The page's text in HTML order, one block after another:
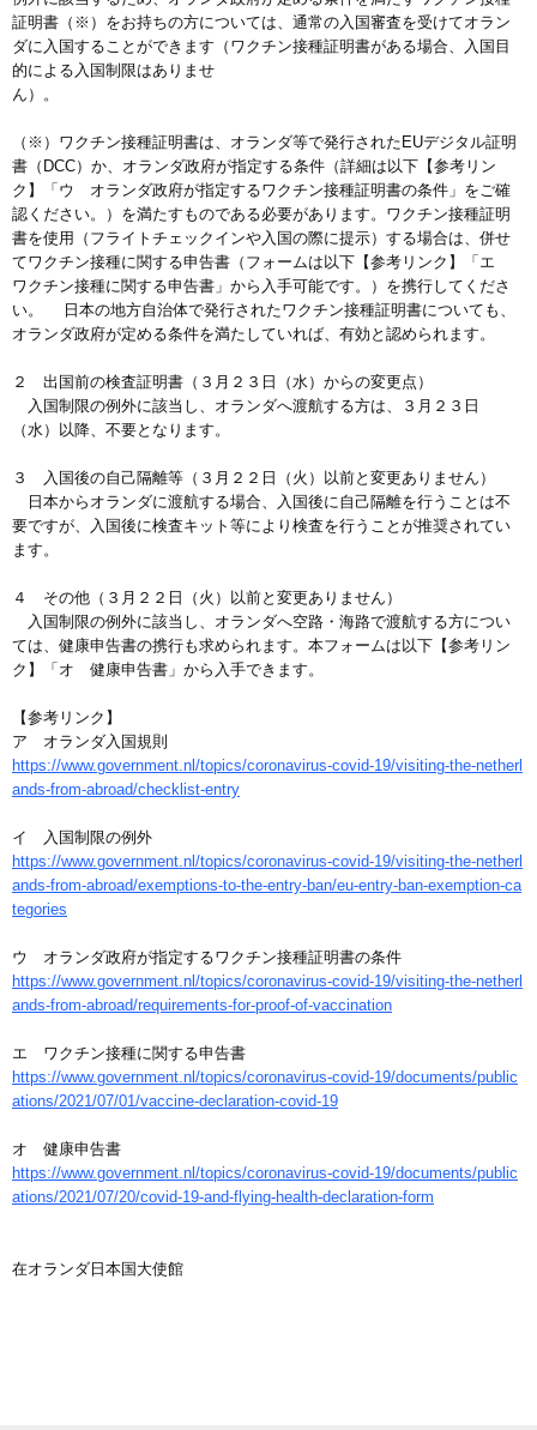
証明書（※）をお持ちの方については、通常の入国審査を受けてオラン
ダに入国することができます（ワクチン接種証明書がある場合、入国目
的による入国制限はありませ
ん）。
（※）ワクチン接種証明書は、オランダ等で発行されたEUデジタル証明
書（DCC）か、オランダ政府が指定する条件（詳細は以下【参考リン
ク】「ウ オランダ政府が指定するワクチン接種証明書の条件」をご確
認ください。）を満たすものである必要があります。ワクチン接種証明
書を使用（フライトチェックインや入国の際に提示）する場合は、併せ
てワクチン接種に関する申告書（フォームは以下【参考リンク】「エ
ワクチン接種に関する申告書」から入手可能です。）を携行してくださ
い。 日本の地方自治体で発行されたワクチン接種証明書についても、
オランダ政府が定める条件を満たしていれば、有効と認められます。
２ 出国前の検査証明書（３月２３日（水）からの変更点）
入国制限の例外に該当し、オランダへ渡航する方は、３月２３日
（水）以降、不要となります。
３ 入国後の自己隔離等（３月２２日（火）以前と変更ありません）
日本からオランダに渡航する場合、入国後に自己隔離を行うことは不
要ですが、入国後に検査キット等により検査を行うことが推奨されてい
ます。
４ その他（３月２２日（火）以前と変更ありません）
入国制限の例外に該当し、オランダへ空路・海路で渡航する方につい
ては、健康申告書の携行も求められます。本フォームは以下【参考リン
ク】「オ 健康申告書」から入手できます。
【参考リンク】
ア オランダ入国規則
https://www.government.nl/topics/coronavirus-covid-19/visiting-the-netherl
ands-from-abroad/checklist-entry
イ 入国制限の例外
https://www.government.nl/topics/coronavirus-covid-19/visiting-the-netherl
ands-from-abroad/exemptions-to-the-entry-ban/eu-entry-ban-exemption-ca
tegories
ウ オランダ政府が指定するワクチン接種証明書の条件
https://www.government.nl/topics/coronavirus-covid-19/visiting-the-netherl
ands-from-abroad/requirements-for-proof-of-vaccination
エ ワクチン接種に関する申告書
https://www.government.nl/topics/coronavirus-covid-19/documents/public
ations/2021/07/01/vaccine-declaration-covid-19
オ 健康申告書
https://www.government.nl/topics/coronavirus-covid-19/documents/public
ations/2021/07/20/covid-19-and-flying-health-declaration-form
在オランダ日本国大使館